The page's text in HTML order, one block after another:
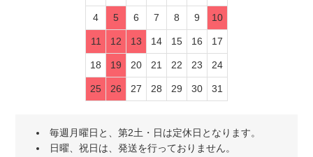
4 5 6 7 8 9 10
11 12 13 14 15 16 17
18 19 20 21 22 23 24
25 26 27 28 29 30 31
毎週月曜日と、第2土・日は定休日となります。
日曜、祝日は、発送を行っておりません。